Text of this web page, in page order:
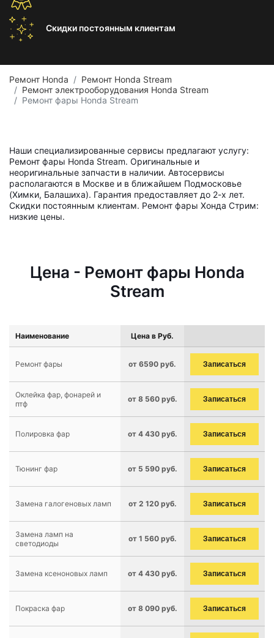
Скидки постоянным клиентам
Ремонт Honda
Ремонт Honda Stream
Ремонт электрооборудования Honda Stream
Ремонт фары Honda Stream
Наши специализированные сервисы предлагают услугу:
Ремонт фары Honda Stream. Оригинальные и
неоригинальные запчасти в наличии. Автосервисы
располагаются в Москве и в ближайшем Подмосковье
(Химки, Балашиха). Гарантия предоставляет до 2-х лет.
Скидки постоянным клиентам. Ремонт фары Хонда Стрим:
низкие цены.
Цена - Ремонт фары Honda
Stream
Наименование Цена в Руб.
Ремонт фары от 6590 руб. Записаться
Оклейка фар, фонарей и
птф
от 8 560 руб. Записаться
Полировка фар от 4 430 руб. Записаться
Тюнинг фар от 5 590 руб. Записаться
Замена галогеновых ламп от 2 120 руб. Записаться
Замена ламп на
светодиоды
от 1 560 руб. Записаться
Замена ксеноновых ламп от 4 430 руб. Записаться
Покраска фар от 8 090 руб. Записаться